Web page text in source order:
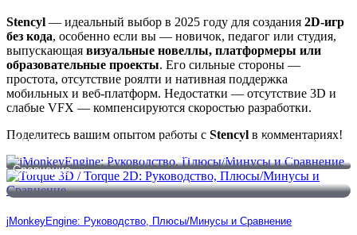
Stencyl — идеальный выбор в 2025 году для создания 2D-игр
без кода, особенно если вы — новичок, педагог или студия,
выпускающая визуальные новеллы, платформеры или
образовательные проекты. Его сильные стороны —
простота, отсутствие роялти и нативная поддержка
мобильных и веб-платформ. Недостатки — отсутствие 3D и
слабые VFX — компенсируются скоростью разработки.
Поделитесь вашим опытом работы с Stencyl в комментариях!
jMonkeyEngine: Руководство, Плюсы/Минусы и Сравнение
Torque 3D / Torque 2D: Руководство, Плюсы/Минусы и
Сравнение
jMonkeyEngine: Руководство, Плюсы/Минусы и Сравнение